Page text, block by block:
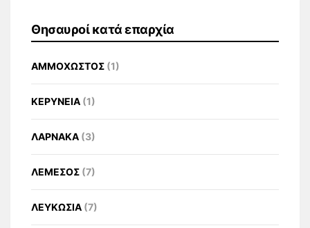
Θησαυροί κατά επαρχία
ΑΜΜΟΧΩΣΤΟΣ (1)
ΚΕΡΥΝΕΙΑ (1)
ΛΑΡΝΑΚΑ (3)
ΛΕΜΕΣΟΣ (7)
ΛΕΥΚΩΣΙΑ (7)